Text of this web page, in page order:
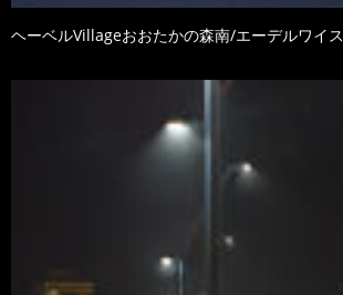
ヘーベルVillageおおたかの森南/エーデルワイス